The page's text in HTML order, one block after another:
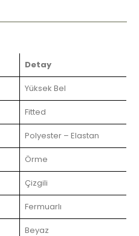
Detay
Yüksek Bel
Fitted
Polyester – Elastan
Örme
Çizgili
Fermuarlı
Beyaz